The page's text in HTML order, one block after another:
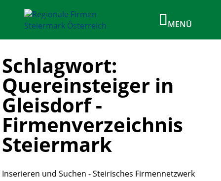
Schlagwort:
Quereinsteiger in
Gleisdorf -
Firmenverzeichnis
Steiermark
Inserieren und Suchen - Steirisches Firmennetzwerk